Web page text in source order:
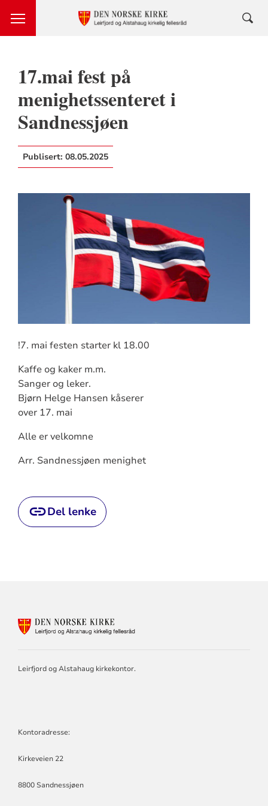
17.mai fest på
menighetssenteret i
Sandnessjøen
Publisert: 08.05.2025
!7. mai festen starter kl 18.00
Kaffe og kaker m.m.
Sanger og leker.
Bjørn Helge Hansen kåserer
over 17. mai
Alle er velkomne
Arr. Sandnessjøen menighet
Del lenke
Leirfjord og Alstahaug kirkekontor.
Kontoradresse:
Kirkeveien 22
8800 Sandnessjøen